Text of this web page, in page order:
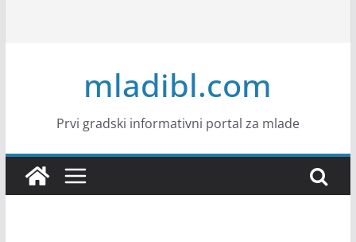
mladibl.com
Prvi gradski informativni portal za mlade